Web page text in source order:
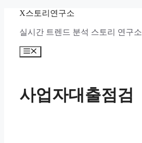
X스토리연구소
실시간 트렌드 분석 스토리 연구소
메
사업자대출점검